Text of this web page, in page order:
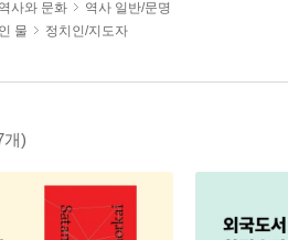
역사와 문화
역사 일반/문명
인 물 정치인/지도자
개)